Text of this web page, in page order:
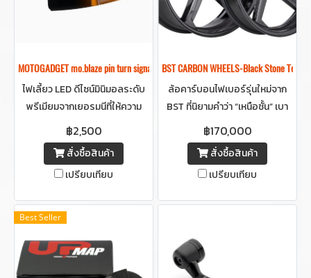
MOTOGADGET mo.blaze pin turn signal
ไฟเลี้ยว LED ดีไซน์มินิมอลระดับ
พรีเมียมจากเยอรมนีที่ให้ความ
สว่างชัดเจนรอบทิศทาง
฿2,500
สั่งซื้อสินค้า
เปรียบเทียบ
BST CARBON WHEELS-Black Stone Tek
ล้อคาร์บอนไฟเบอร์รุ่นใหม่จาก
BST ที่นิยามคำว่า “เหนือชั้น” เบา
ปลอดภัย มาตรฐาน TÜV ให้ความ
ทนทานและความสวยงาม น้ำหนัก
เบาแต่แข็งแรง มีให้เลือกหลายสี
ดำ ทอง แดง เงิน ขาว น้ำเงิน ม่วง
฿170,000
สั่งซื้อสินค้า
เปรียบเทียบ
Best Seller